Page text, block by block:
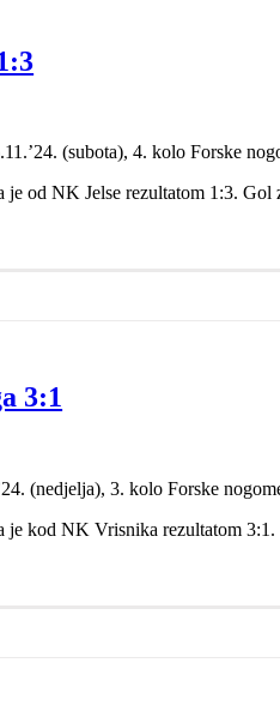
(subota), 4. kolo Forske
od NK Jelse rezultatom 1:3. Gol
3:1
(nedjelja), 3. kolo Forske
kod NK Vrisnika rezultatom